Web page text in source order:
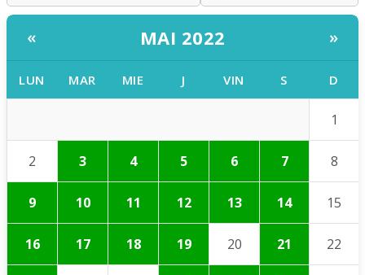
« MAI 2022 »
LUN MAR MIE J VIN S D
1
2 3 4 5 6 7 8
9 10 11 12 13 14 15
16 17 18 19 20 21 22